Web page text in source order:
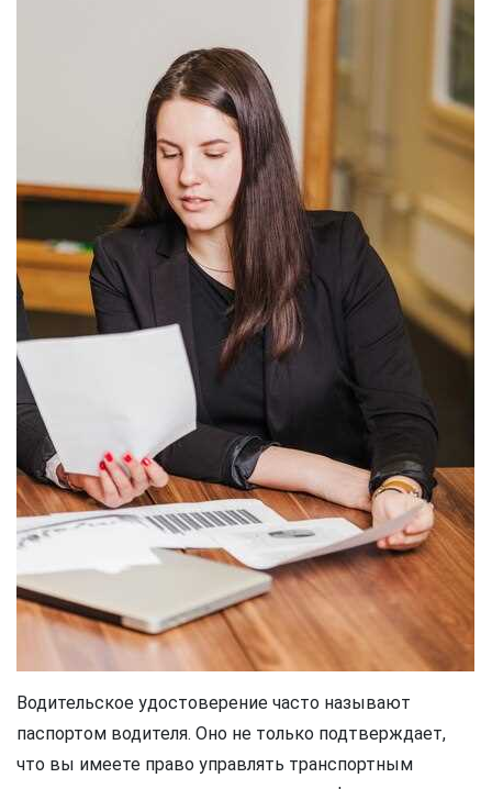
Водительское удостоверение часто называют
паспортом водителя. Оно не только подтверждает,
что вы имеете право управлять транспортным